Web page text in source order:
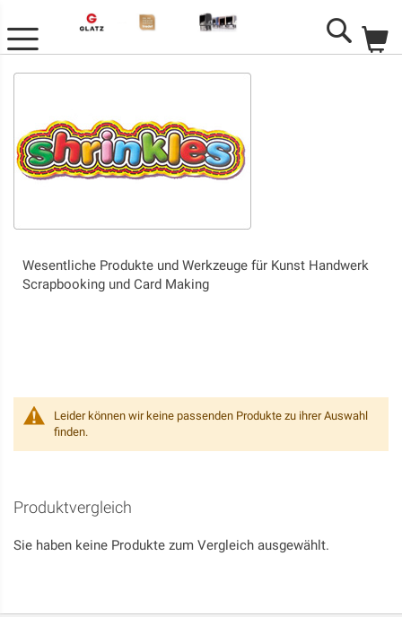
Search
Wesentliche Produkte und Werkzeuge für Kunst Handwerk
Scrapbooking und Card Making
Leider können wir keine passenden Produkte zu ihrer Auswahl
finden.
Produktvergleich
Sie haben keine Produkte zum Vergleich ausgewählt.